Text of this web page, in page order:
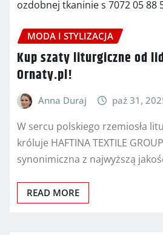
MODA I STYLIZACJA
Kup szaty liturgiczne od
Ornaty.pl!
Anna Duraj paź 31,
W sercu polskiego rzemiosła
króluje HAFTINA TEXTILE
synonimiczna z najwyższą
READ MORE